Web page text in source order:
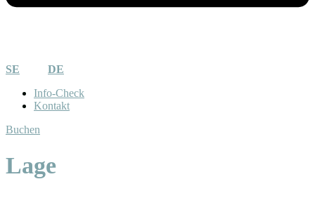
SE
DE
Info-Check
Kontakt
Buchen
Lage